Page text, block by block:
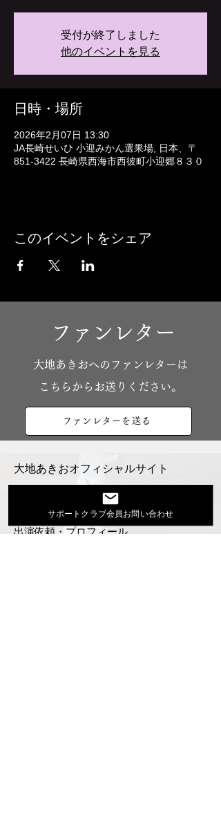
受付が終了しました
他のイベントを見る
日時・場所
2026年2月07日 13:30
JA長崎せいひ 小迎みかん選果場, 日本、〒
851-3422 長崎県西海市西彼町小迎郷８３０
このイベントをシェア
ファンレター
​大地あきおへのファンレターは
こちらからお送りください。
ファンレターを送る
大地あきおオフィシャルサイト
活動スケジュール
出演依頼・プロフィール
サポートクラブ会員お問い合わせ